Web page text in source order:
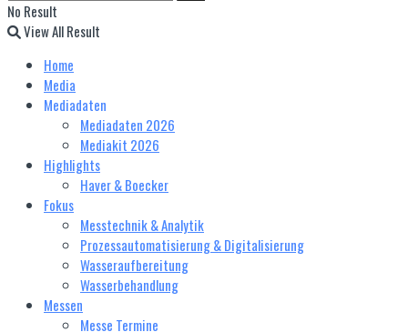
No Result
View All Result
Home
Media
Mediadaten
Mediadaten 2026
Mediakit 2026
Highlights
Haver & Boecker
Fokus
Messtechnik & Analytik
Prozessautomatisierung & Digitalisierung
Wasseraufbereitung
Wasserbehandlung
Messen
Messe Termine